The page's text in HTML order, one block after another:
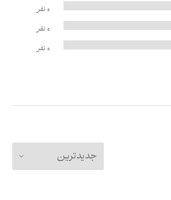
0نفر
0نفر
0نفر
جدیدترین